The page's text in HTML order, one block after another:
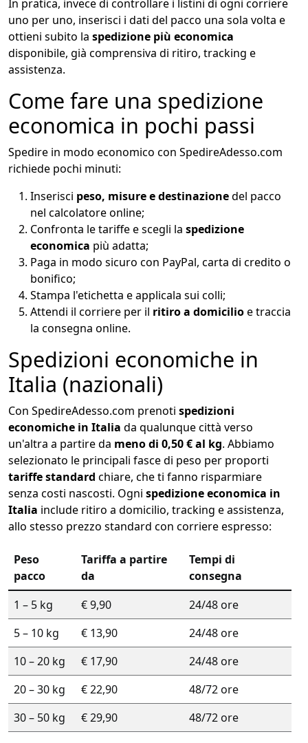
In pratica, invece di controllare i listini di ogni corriere
uno per uno, inserisci i dati del pacco una sola volta e
ottieni subito la spedizione più economica
disponibile, già comprensiva di ritiro, tracking e
assistenza.
Come fare una spedizione
economica in pochi passi
Spedire in modo economico con SpedireAdesso.com
richiede pochi minuti:
Inserisci peso, misure e destinazionedel pacco
nel calcolatore online;
Confronta le tariffe e scegli la spedizione
economica più adatta;
Paga in modo sicuro con PayPal, carta di credito o
bonifico;
Stampa l'etichetta e applicala sui colli;
Attendi il corriere per il ritiro a domicilioe traccia
la consegna online.
Spedizioni economiche in
Italia (nazionali)
Con SpedireAdesso.com prenoti spedizioni
economiche in Italia da qualunque città verso
un'altra a partire da meno di 0,50 € al kg. Abbiamo
selezionato le principali fasce di peso per proporti
tariffe standard chiare, che ti fanno risparmiare
senza costi nascosti. Ogni spedizione economica in
Italia include ritiro a domicilio, tracking e assistenza,
allo stesso prezzo standard con corriere espresso:
Peso
pacco
Tariffa a partire
da
Tempi di
consegna
1 – 5 kg
€ 9,90
24/48 ore
5 – 10 kg
€ 13,90
24/48 ore
10 – 20 kg
€ 17,90
24/48 ore
20 – 30 kg
€ 22,90
48/72 ore
30 – 50 kg
€ 29,90 48/72 ore